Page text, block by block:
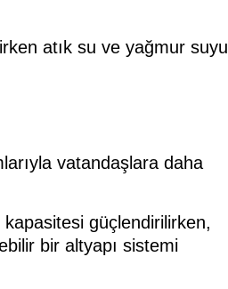
atık su ve yağmur suyu
vatandaşlara daha
kapasitesi güçlendirilirken,
bir altyapı sistemi